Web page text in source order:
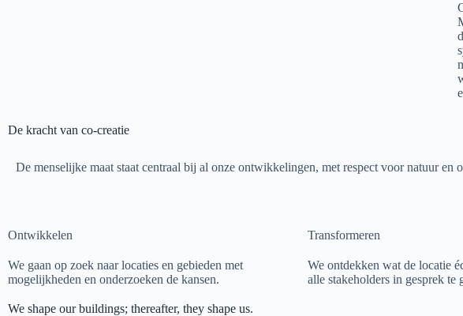
De kracht van co-creatie
De menselijke maat staat centraal bij al onze ontwikkelingen, met respect voor natuur en
Ontwikkelen
We gaan op zoek naar locaties en gebieden met
mogelijkheden en onderzoeken de kansen.
Transformeren
We ontdekken wat de locatie
alle stakeholders in gesprek te
We shape our buildings; thereafter, they shape us.